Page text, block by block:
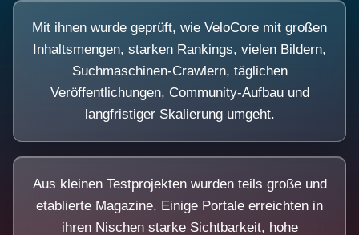
Mit ihnen wurde geprüft, wie VeloCore mit großen
Inhaltsmengen, starken Rankings, vielen Bildern,
Suchmaschinen-Crawlern, täglichen
Veröffentlichungen, Community-Aufbau und
langfristiger Skalierung umgeht.
Aus kleinen Testprojekten wurden teils große und
etablierte Magazine. Einige Portale erreichten in
ihren Nischen starke Sichtbarkeit, hohe